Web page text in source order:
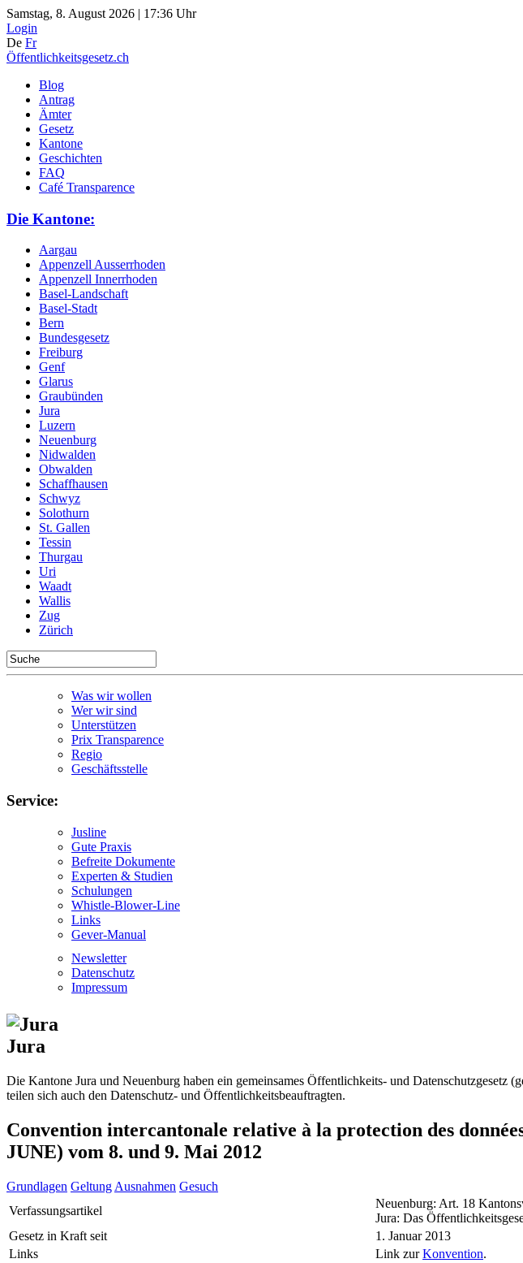
Samstag, 8. August 2026 | 17:36 Uhr
Login
De Fr
Öffentlichkeitsgesetz.ch
Blog
Antrag
Ämter
Gesetz
Kantone
Geschichten
FAQ
Café Transparence
Die Kantone:
Aargau
Appenzell Ausserrhoden
Appenzell Innerrhoden
Basel-Landschaft
Basel-Stadt
Bern
Bundesgesetz
Freiburg
Genf
Glarus
Graubünden
Jura
Luzern
Neuenburg
Nidwalden
Obwalden
Schaffhausen
Schwyz
Solothurn
St. Gallen
Tessin
Thurgau
Uri
Waadt
Wallis
Zug
Zürich
Was wir wollen
Wer wir sind
Unterstützen
Prix Transparence
Regio
Geschäftsstelle
Service:
Jusline
Gute Praxis
Befreite Dokumente
Experten & Studien
Schulungen
Whistle-Blower-Line
Links
Gever-Manual
Newsletter
Datenschutz
Impressum
Jura
Die Kantone Jura und Neuenburg haben ein gemeinsames Öffentlichkeits- und
teilen sich auch den Datenschutz- und Öffentlichkeitsbeauftragten.
Convention intercantonale relative à la protection des
JUNE) vom 8. und 9. Mai 2012
Grundlagen Geltung Ausnahmen Gesuch
Verfassungsartikel
Neuenburg: Art. 18
Jura: Das
Gesetz in Kraft seit
1. Januar 2013
Links
Link zurKonvention.